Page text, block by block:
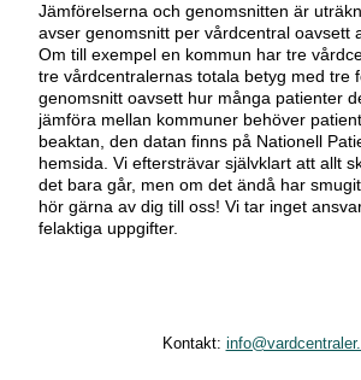
Jämförelserna och genomsnitten är
avser genomsnitt per vårdcentral oavsett
Om till exempel en kommun har tre
tre vårdcentralernas totala betyg med tre
genomsnitt oavsett hur många patienter
jämföra mellan kommuner behöver
beaktan, den datan finns på Nationell
hemsida. Vi eftersträvar självklart att allt
det bara går, men om det ändå har
hör gärna av dig till oss! Vi tar inget
felaktiga uppgifter.
Kontakt: